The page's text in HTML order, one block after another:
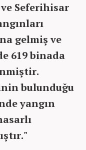
Seferihisar
gelmiş ve
619 binada
bulunduğu
yangın